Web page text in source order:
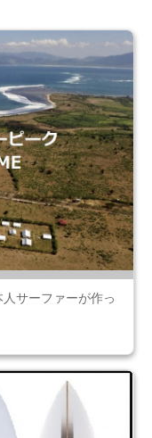
サーファーが作っ